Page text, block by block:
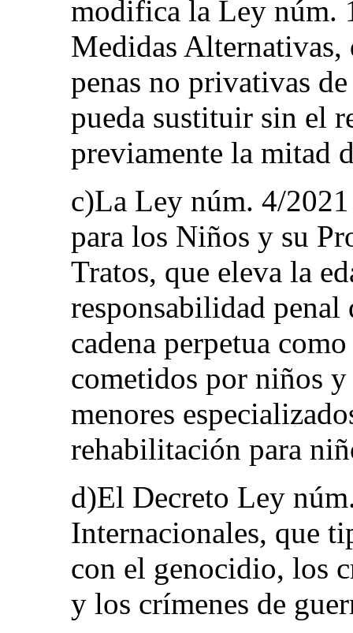
modifica la Ley núm.
Medidas Alternativas,
penas no privativas
pueda sustituir sin el
previamente la mitad
c)La Ley núm. 4/
para los Niños y su
Tratos, que eleva la
responsabilidad penal
cadena perpetua
cometidos por niños
menores
rehabilitación para
d)El Decreto Ley
Internacionales, que
con el genocidio, los
y los crímenes de